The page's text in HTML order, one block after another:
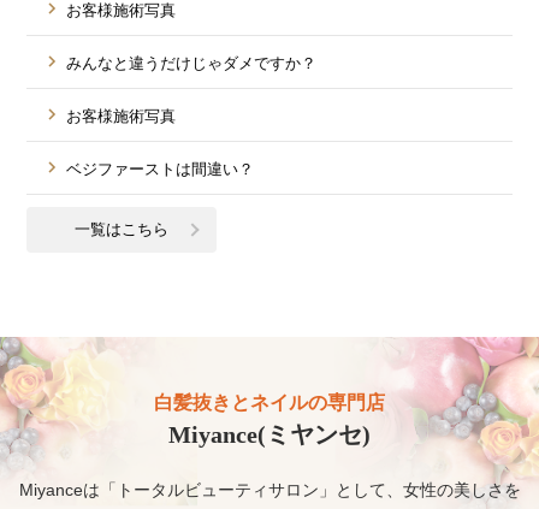
お客様施術写真
みんなと違うだけじゃダメですか？
お客様施術写真
ベジファーストは間違い？
一覧はこちら
白髪抜きとネイルの専門店
Miyance(ミヤンセ)
Miyanceは「トータルビューティサロン」として、女性の美しさを